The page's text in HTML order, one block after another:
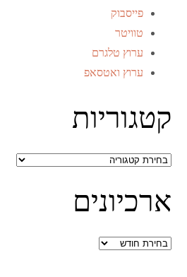
פייסבוק
טוויטר
ערוץ טלגרם
ערוץ ואטסאפ
קטגוריות
קטגוריות
ארכיונים
ארכיונים